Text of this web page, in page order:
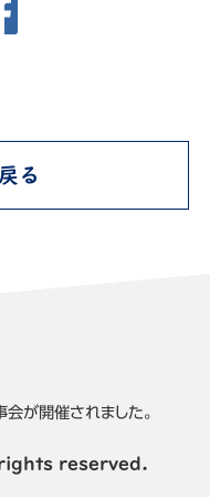
る
が開催されました。
reserved.